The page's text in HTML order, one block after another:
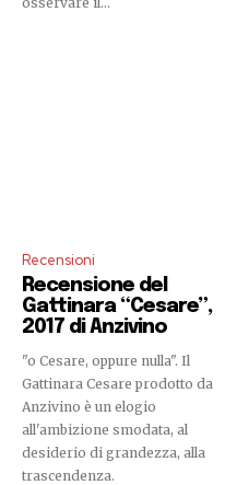
Recensioni
Recensione del
Gattinara “Cesare”,
2017 di Anzivino
"o Cesare, oppure nulla". Il
Gattinara Cesare prodotto da
Anzivino è un elogio
all'ambizione smodata, al
desiderio di grandezza, alla
trascendenza.